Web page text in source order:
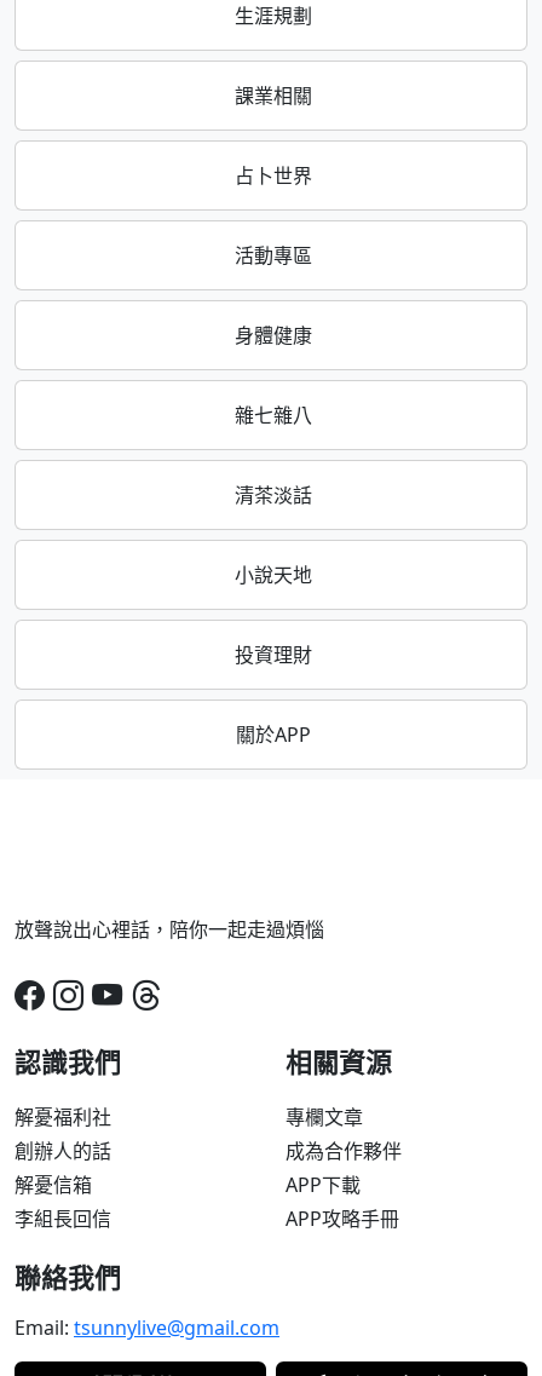
生涯規劃
課業相關
占卜世界
活動專區
身體健康
雜七雜八
清茶淡話
小說天地
投資理財
關於APP
放聲說出心裡話，陪你一起走過煩惱
認識我們
解憂福利社
創辦人的話
解憂信箱
李組長回信
相關資源
專欄文章
成為合作夥伴
APP下載
APP攻略手冊
聯絡我們
Email: tsunnylive@gmail.com